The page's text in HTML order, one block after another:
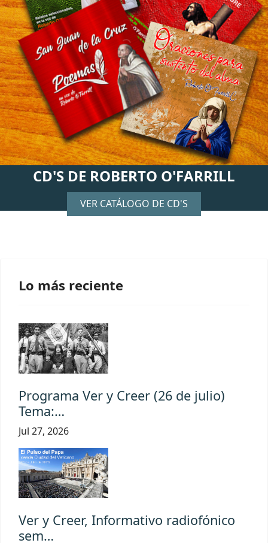
CD'S DE ROBERTO O'FARRILL
VER CATÁLOGO DE CD'S
Lo más reciente
Programa Ver y Creer (26 de julio)
Tema:…
Jul 27, 2026
Ver y Creer, Informativo radiofónico
sem…